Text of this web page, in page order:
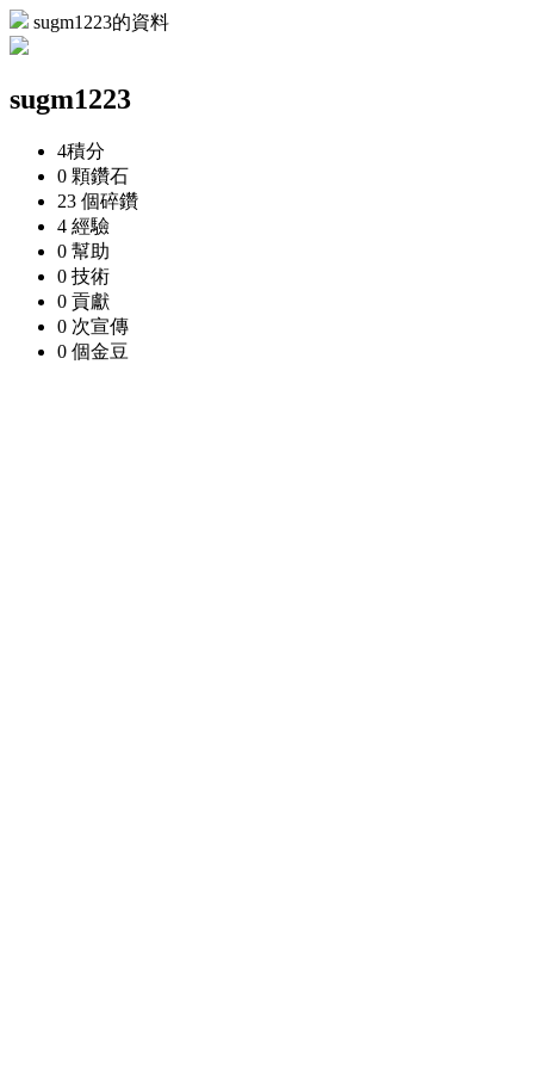
sugm1223的資料
sugm1223
4積分
0 顆鑽石
23 個碎鑽
4 經驗
0 幫助
0 技術
0 貢獻
0 次宣傳
0 個金豆